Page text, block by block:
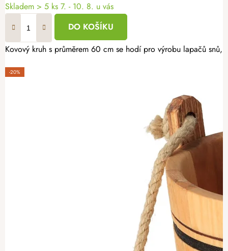
Skladem > 5 ks 7. - 10. 8. u vás
DO KOŠÍKU
Kovový kruh s průměrem 60 cm se hodí pro výrobu lapačů
-20%